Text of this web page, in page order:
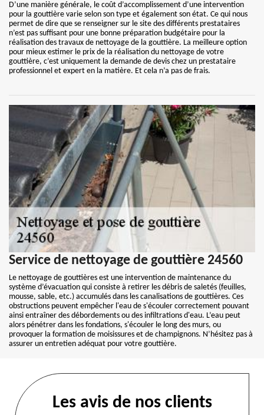
D’une manière générale, le coût d’accomplissement d’une intervention
pour la gouttière varie selon son type et également son état. Ce qui nous
permet de dire que se renseigner sur le site des différents prestataires
n’est pas suffisant pour une bonne préparation budgétaire pour la
réalisation des travaux de nettoyage de la gouttière. La meilleure option
pour mieux estimer le prix de la réalisation du nettoyage de votre
gouttière, c’est uniquement la demande de devis chez un prestataire
professionnel et expert en la matière. Et cela n’a pas de frais.
Service de nettoyage de gouttière 24560
Le nettoyage de gouttières est une intervention de maintenance du
système d’évacuation qui consiste à retirer les débris de saletés (feuilles,
mousse, sable, etc.) accumulés dans les canalisations de gouttières. Ces
obstructions peuvent empêcher l'eau de s'écouler correctement pouvant
ainsi entraîner des débordements ou des infiltrations d'eau. L’eau peut
alors pénétrer dans les fondations, s'écouler le long des murs, ou
provoquer la formation de moisissures et de champignons. N’hésitez pas à
assurer un entretien adéquat pour votre gouttière.
Les avis de nos clients